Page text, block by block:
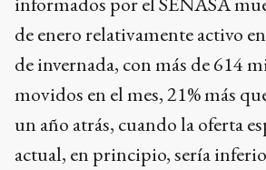
de enero relativamente activo
de invernada, con más de 614
movidos en el mes, 21% más
un año atrás, cuando la oferta
actual, en principio, sería